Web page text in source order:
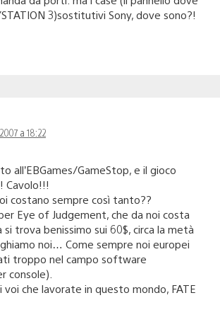
3)sostitutivi Sony, dove sono?!
a 18:22
all’EBGames/GameStop, e il gioco
Cavolo!!!
costano sempre così tanto??
Eye of Judgement, che da noi costa
si trova benissimo sui 60$, circa la metà
noi… Come sempre noi europei
troppo nel campo software
console).
che lavorate in questo mondo, FATE